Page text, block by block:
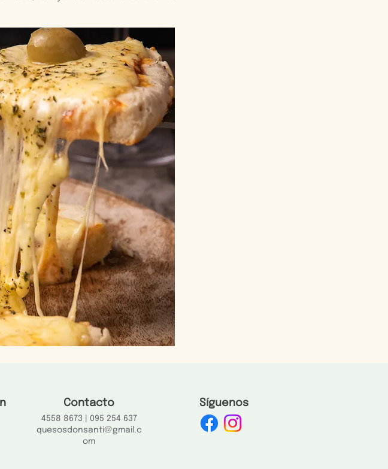
Contacto
4558 8673 | 095 254 637
quesosdonsanti@gmail.c
om
Síguenos